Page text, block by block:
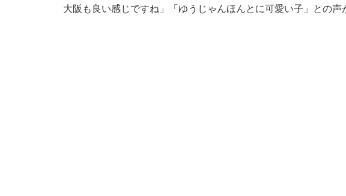
大阪も良い感じですね」「ゆうじゃんほんとに可愛い子」との声